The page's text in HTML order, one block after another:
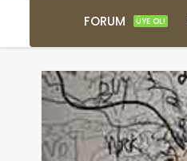
FORUM ÜYE OL!